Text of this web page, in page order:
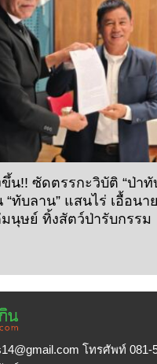
ขึ้น!! ซัดตรรกะวิบัติ “ป่า
“ทับลาน” แสนไร่ เอื้อน
นุษย์ ทิ้งสัตว์ป่ารับกรรม
@gmail.com โทรศัพท์ 081-